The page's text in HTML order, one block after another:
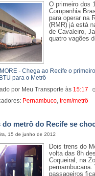
O primeiro dos
Companhia
para operar na
(RMR) já está
de Cavaleiro,
quatro vagões
- Chega ao Recife o
para o Metrô
por Meu Transporte às 15:17
Pernambuco trem/metrô
do metrô do Recife se
15 de junho de 2012
Dois trens do
volta das 8h
Coqueiral, na
passageiros